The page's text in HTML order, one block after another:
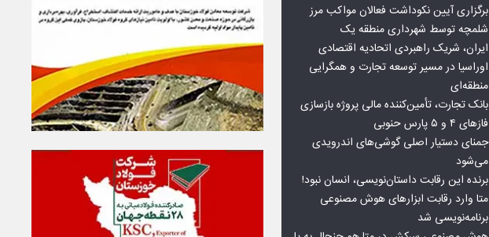
برگزاری آیین نکوداشت فعالان مواکب مرز
شلمچه توسط شهرداری منطقه یک
ایران، شریک راهبردی اتحادیه اقتصادی
اوراسیا در مسیر توسعه تجارت و همگرایی
منطقه‌ای
بانک تجارت، تأمین‌کننده مالی پروژه بازسازی
فازهای ۴ و ۵ پارس حنوبی
جمنای دستیار اصلی گوشی‌های اندرویدی
می‌شود
برنده این رقابت داستان‌نویسی، انسان نبود!
متا وارد رقابت ابزارهای هوش مصنوعی
برنامه‌نویسی شد